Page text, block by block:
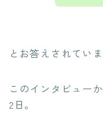
とお答えされていま
このインタビュー
2日。